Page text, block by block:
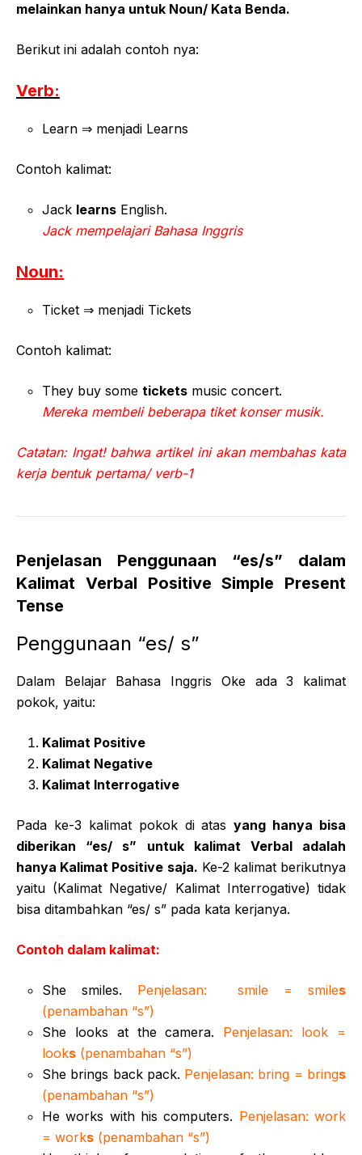
melainkan hanya untuk Noun/ Kata Benda.
Berikut ini adalah contoh nya:
Verb:
Learn ⇒ menjadi Learns
Contoh kalimat:
Jack learns English.
Jack mempelajari Bahasa Inggris
Noun:
Ticket ⇒ menjadi Tickets
Contoh kalimat:
They buy some tickets music concert.
Mereka membeli beberapa tiket konser musik.
Catatan: Ingat! bahwa artikel ini akan membahas kata
kerja bentuk pertama/ verb-1
Penjelasan Penggunaan “es/s” dalam
Kalimat Verbal Positive Simple Present
Tense
Penggunaan “es/ s”
Dalam Belajar Bahasa Inggris Oke ada 3 kalimat
pokok, yaitu:
Kalimat Positive
Kalimat Negative
Kalimat Interrogative
Pada ke-3 kalimat pokok di atasyang hanya bisa
diberikan “es/ s” untuk kalimat Verbal adalah
hanya Kalimat Positive saja. Ke-2 kalimat berikutnya
yaitu (Kalimat Negative/ Kalimat Interrogative) tidak
bisa ditambahkan “es/ s” pada kata kerjanya.
Contoh dalam kalimat:
She smiles. Penjelasan: smile = smiles
(penambahan “s”)
She looks at the camera. Penjelasan: look =
looks (penambahan “s”)
She brings back pack. Penjelasan: bring = brings
(penambahan “s”)
He works with his computers. Penjelasan: work
= works (penambahan “s”)